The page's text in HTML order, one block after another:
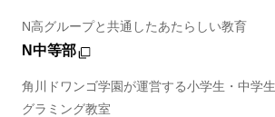
N高グループと共通したあたらしい教育
N中等部
角川ドワンゴ学園が運営する小学生・中学
グラミング教室